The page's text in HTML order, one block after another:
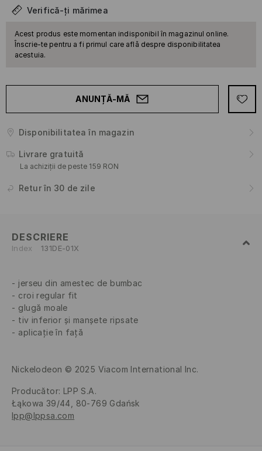
Verifică-ți mărimea
Acest produs este momentan indisponibil în magazinul online.
Înscrie-te pentru a fi primul care află despre disponibilitatea
acestuia.
ANUNȚĂ-MĂ
Disponibilitatea în magazin
Livrare gratuită
La achiziții de peste 159 RON
Retur în 30 de zile
DESCRIERE
Index 131DE-01X
jerseu din amestec de bumbac
croi regular fit
glugă moale
tiv inferior și manșete ripsate
aplicație în față
Nickelodeon © 2025 Viacom International Inc.
Producător: LPP S.A.
Łąkowa 39/44, 80-769 Gdańsk
lpp@lppsa.com